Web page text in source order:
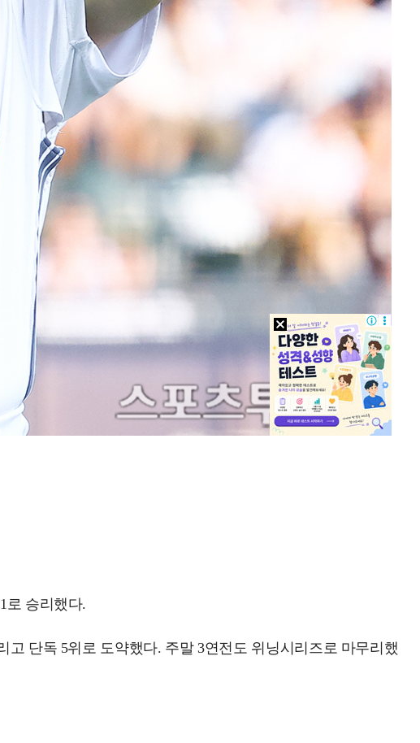
로 승리했다.
고 단독 5위로 도약했다. 주말 3연전도 위닝시리즈로 마무리했